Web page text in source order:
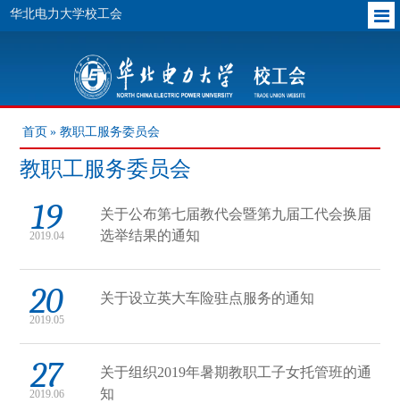
华北电力大学校工会
首页 » 教职工服务委员会
教职工服务委员会
19
2019.04
关于公布第七届教代会暨第九届工代会换届
选举结果的通知
20
2019.05
关于设立英大车险驻点服务的通知
27
2019.06
关于组织2019年暑期教职工子女托管班的通
知